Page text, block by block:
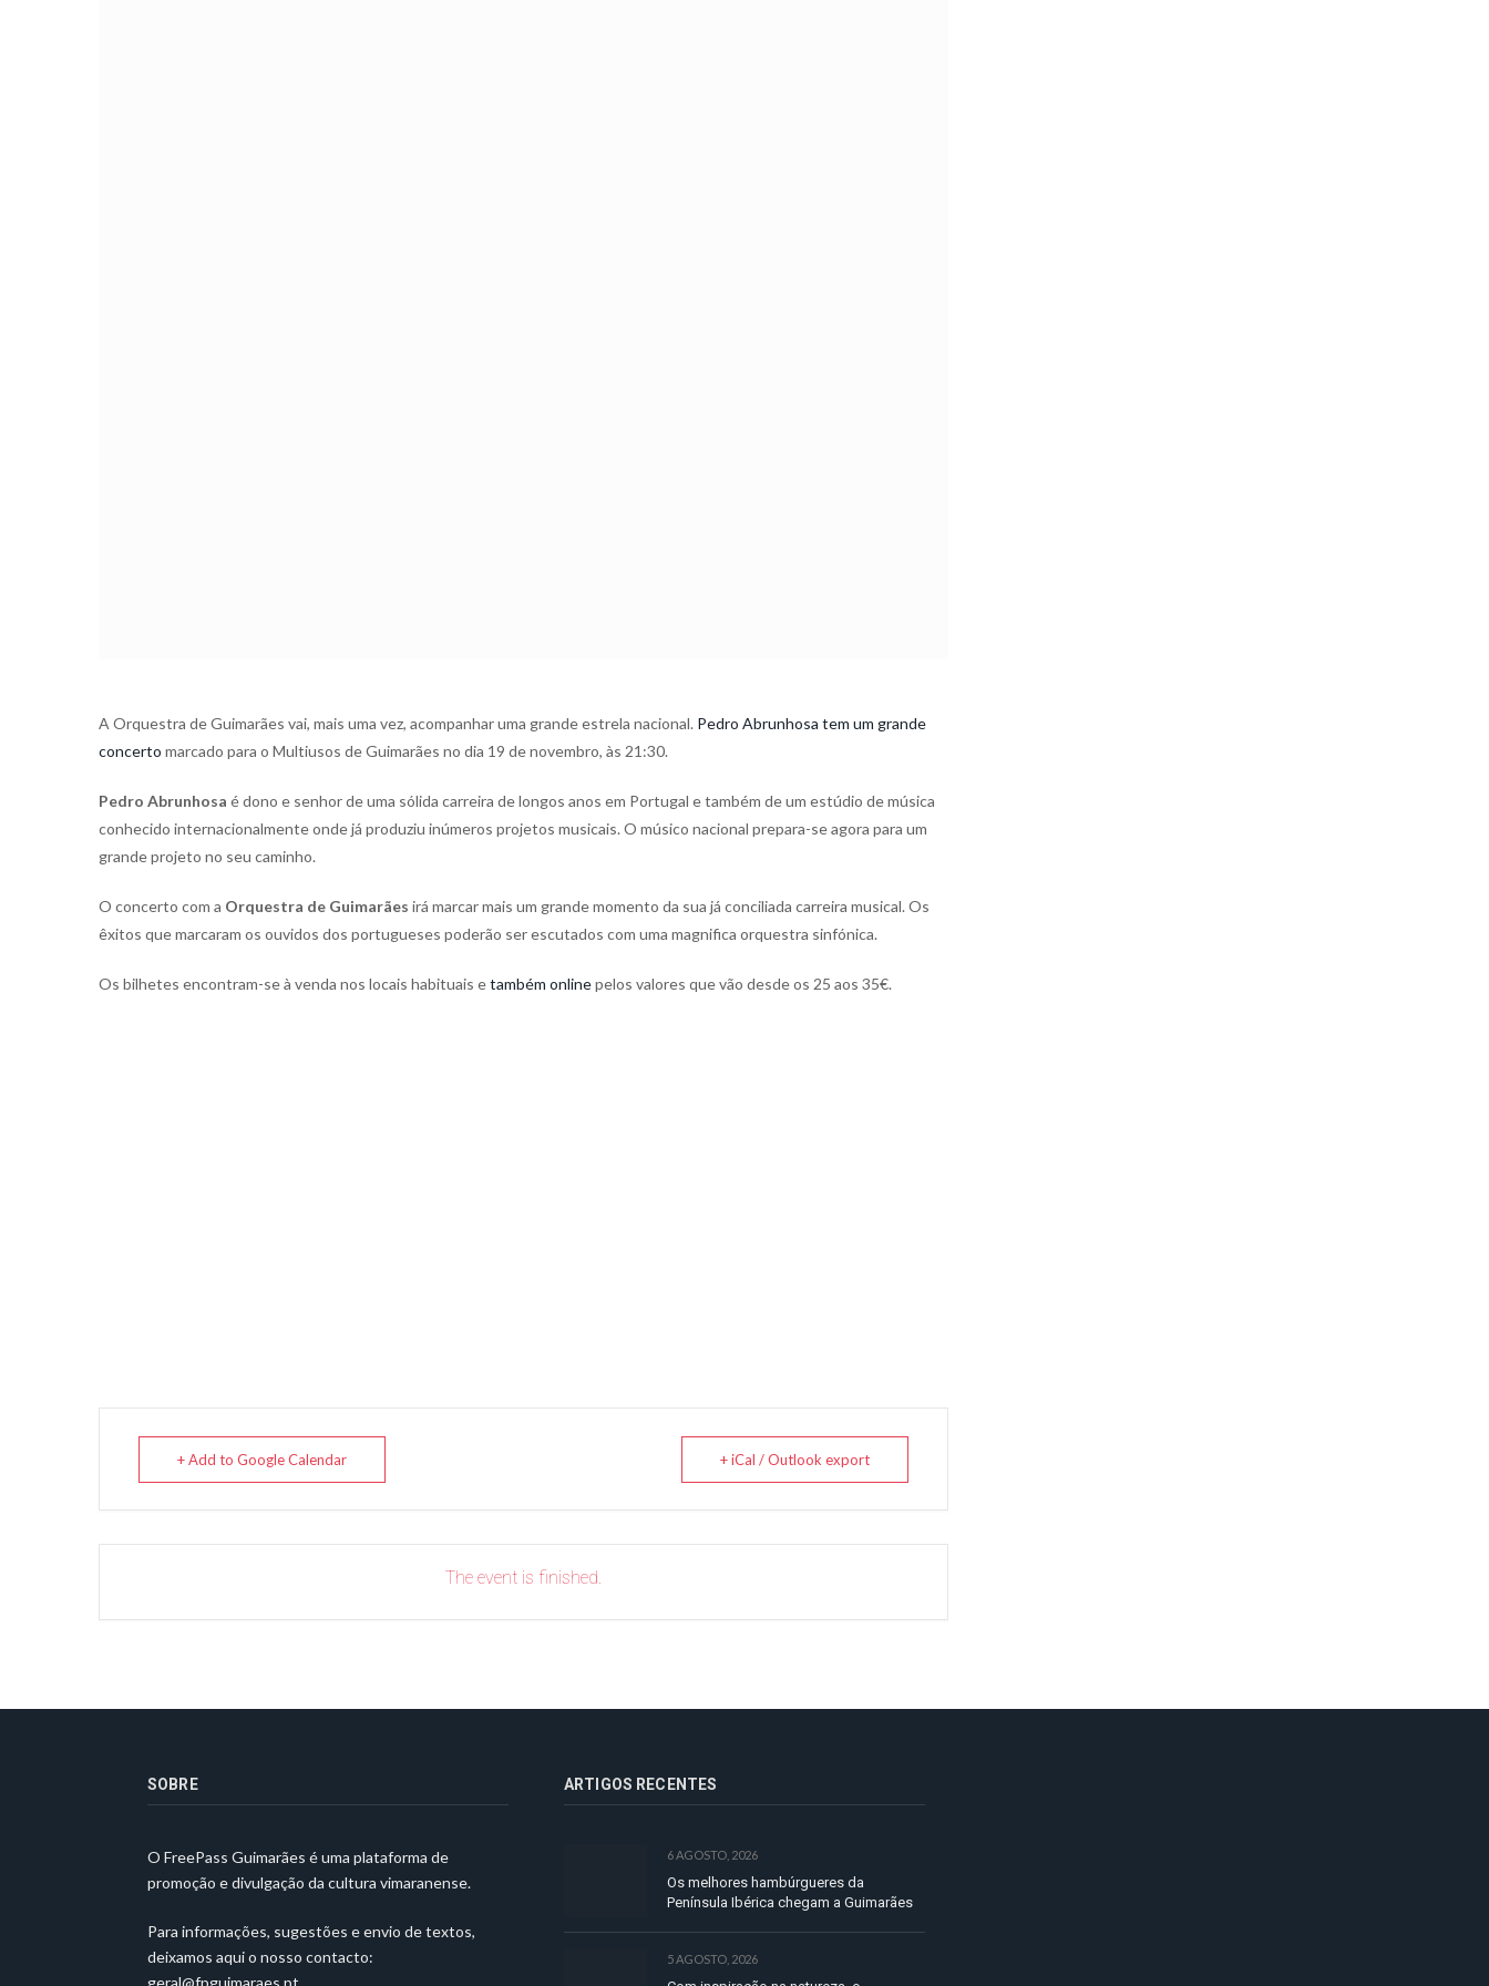
A Orquestra de Guimarães vai, mais uma vez, acompanhar uma grande estrela nacional. Pedro Abrunhosa tem um grande
concerto marcado para o Multiusos de Guimarães no dia 19 de novembro, às 21:30.
Pedro Abrunhosa é dono e senhor de uma sólida carreira de longos anos em Portugal e também de um estúdio de música
conhecido internacionalmente onde já produziu inúmeros projetos musicais. O músico nacional prepara-se agora para um
grande projeto no seu caminho.
O concerto com a Orquestra de Guimarães irá marcar mais um grande momento da sua já conciliada carreira musical. Os
êxitos que marcaram os ouvidos dos portugueses poderão ser escutados com uma magnifica orquestra sinfónica.
Os bilhetes encontram-se à venda nos locais habituais etambém onlinepelos valores que vão desde os 25 aos 35€.
+ Add to Google Calendar + iCal / Outlook export
The event is finished.
SOBRE
O FreePass Guimarães é uma plataforma de
promoção e divulgação da cultura vimaranense.
Para informações, sugestões e envio de textos,
deixamos aqui o nosso contacto:
ARTIGOS RECENTES
6 AGOSTO, 2026
Os melhores hambúrgueres da
Península Ibérica chegam a Guimarães
5 AGOSTO, 2026